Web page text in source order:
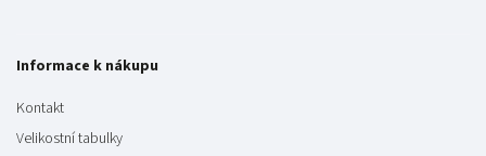
Informace k nákupu
Kontakt
Velikostní tabulky